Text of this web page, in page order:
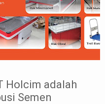
dan Distribusi Semen
Holcim adalah
Semen